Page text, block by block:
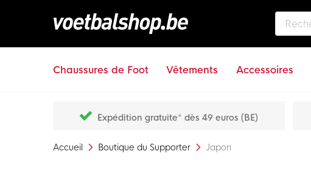
Chaussures de Foot Vêtements Accessoires
Expédition gratuite* dès 49 euros (BE)
Accueil Boutique du Supporter Japon